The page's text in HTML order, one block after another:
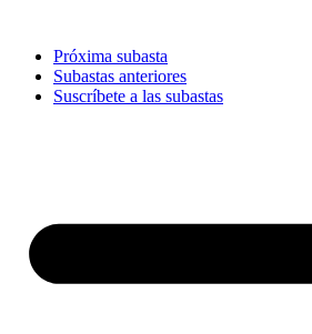
contenidoPróxima subasta
Subastas anteriores
Suscríbete a las subastas